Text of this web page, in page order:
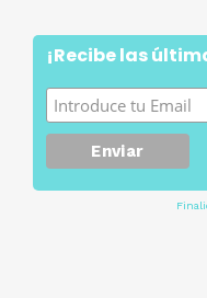
¡Recibe las